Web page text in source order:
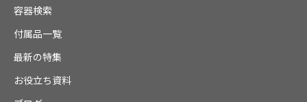
容器検索
付属品一覧
最新の特集
お役立ち資料